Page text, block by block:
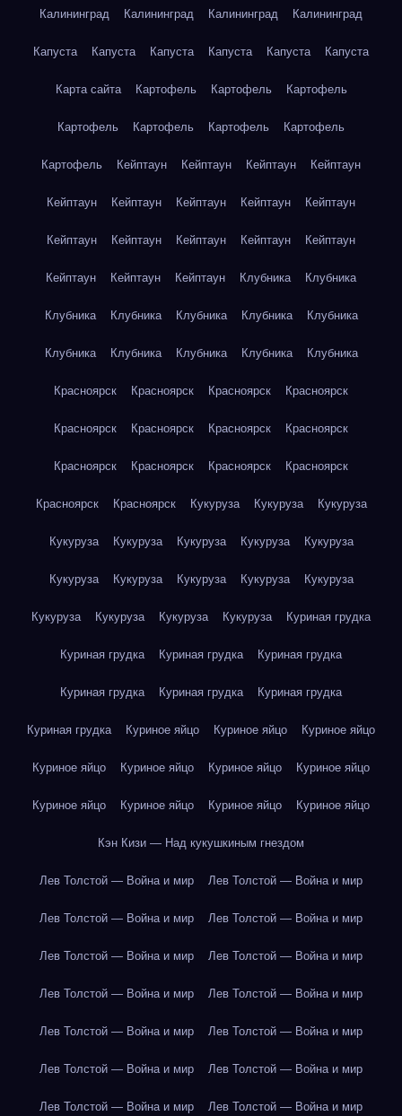
Калининград Калининград Калининград Калининград
Капуста Капуста Капуста Капуста Капуста Капуста
Карта сайта Картофель Картофель Картофель
Картофель Картофель Картофель Картофель
Картофель Кейптаун Кейптаун Кейптаун Кейптаун
Кейптаун Кейптаун Кейптаун Кейптаун Кейптаун
Кейптаун Кейптаун Кейптаун Кейптаун Кейптаун
Кейптаун Кейптаун Кейптаун Клубника Клубника
Клубника Клубника Клубника Клубника Клубника
Клубника Клубника Клубника Клубника Клубника
Красноярск Красноярск Красноярск Красноярск
Красноярск Красноярск Красноярск Красноярск
Красноярск Красноярск Красноярск Красноярск
Красноярск Красноярск Кукуруза Кукуруза Кукуруза
Кукуруза Кукуруза Кукуруза Кукуруза Кукуруза
Кукуруза Кукуруза Кукуруза Кукуруза Кукуруза
Кукуруза Кукуруза Кукуруза Кукуруза Куриная грудка
Куриная грудка Куриная грудка Куриная грудка
Куриная грудка Куриная грудка Куриная грудка
Куриная грудка Куриное яйцо Куриное яйцо Куриное яйцо
Куриное яйцо Куриное яйцо Куриное яйцо Куриное яйцо
Куриное яйцо Куриное яйцо Куриное яйцо Куриное яйцо
Кэн Кизи — Над кукушкиным гнездом
Лев Толстой — Война и мир Лев Толстой — Война и мир
Лев Толстой — Война и мир Лев Толстой — Война и мир
Лев Толстой — Война и мир Лев Толстой — Война и мир
Лев Толстой — Война и мир Лев Толстой — Война и мир
Лев Толстой — Война и мир Лев Толстой — Война и мир
Лев Толстой — Война и мир Лев Толстой — Война и мир
Лев Толстой — Война и мир Лев Толстой — Война и мир